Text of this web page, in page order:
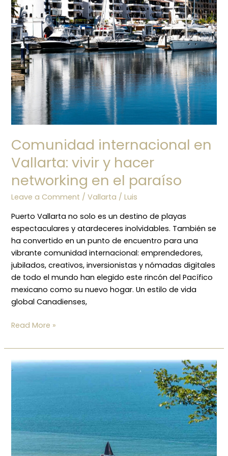
Comunidad internacional en
Vallarta: vivir y hacer
networking en el paraíso
Leave a Comment /Vallarta /Luis
Puerto Vallarta no solo es un destino de playas
espectaculares y atardeceres inolvidables. También se
ha convertido en un punto de encuentro para una
vibrante comunidad internacional: emprendedores,
jubilados, creativos, inversionistas y nómadas digitales
de todo el mundo han elegido este rincón del Pacífico
mexicano como su nuevo hogar. Un estilo de vida
global Canadienses,
Read More »
Gastronomía,
naturaleza:
el
encanto
único
de